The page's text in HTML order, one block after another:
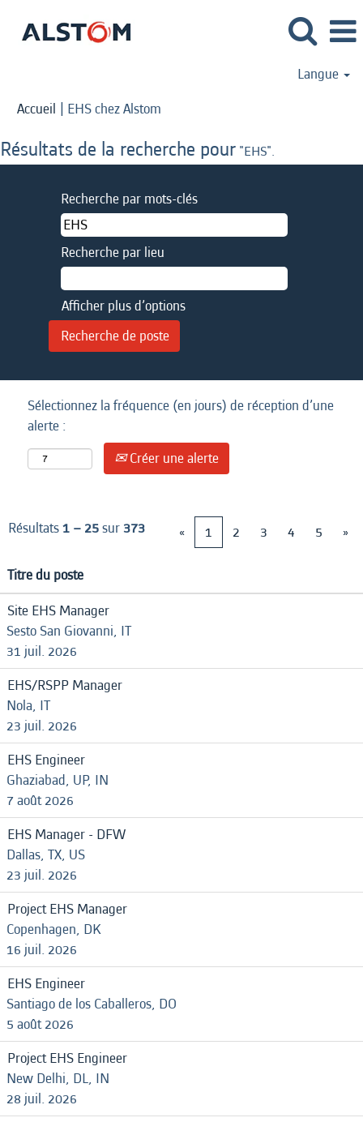
Langue
Accueil | EHS chez Alstom
Résultats de la recherche pour "EHS".
Recherche par mots-clés
Recherche par lieu
Afficher plus d’options
Sélectionnez la fréquence (en jours) de réception d’une
alerte :
Créer une alerte
Résultats1 – 25sur 373 « 1 2 3 4 5 »
Titre du poste
Site EHS Manager
Sesto San Giovanni, IT
31 juil. 2026
EHS/RSPP Manager
Nola, IT
23 juil. 2026
EHS Engineer
Ghaziabad, UP, IN
7 août 2026
EHS Manager - DFW
Dallas, TX, US
23 juil. 2026
Project EHS Manager
Copenhagen, DK
16 juil. 2026
EHS Engineer
Santiago de los Caballeros, DO
5 août 2026
Project EHS Engineer
New Delhi, DL, IN
28 juil. 2026